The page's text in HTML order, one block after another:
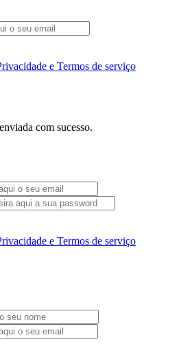
e Termos de serviço
com sucesso.
e Termos de serviço